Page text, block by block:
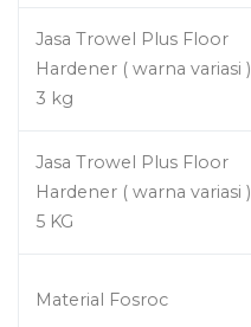
Jasa Trowel Plus Floor
Hardener ( warna variasi )
3 kg
Jasa Trowel Plus Floor
Hardener ( warna variasi )
5 KG
Material Fosroc